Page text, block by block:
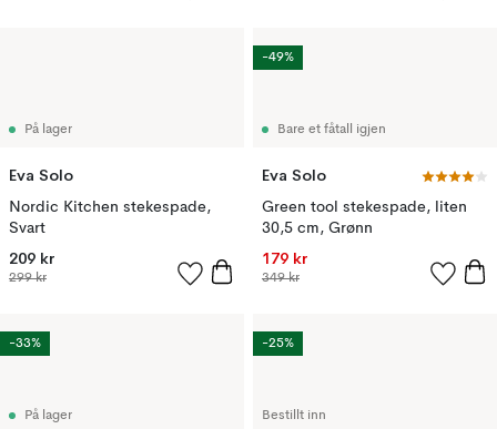
På lager
Eva Solo
Nordic Kitchen stekespade,
Svart
209 kr
299 kr
Bare et fåtall igjen
Eva Solo
Green tool stekespade, liten
30,5 cm, Grønn
179 kr
349 kr
-49%
På lager
-33%
Bestillt inn
-25%